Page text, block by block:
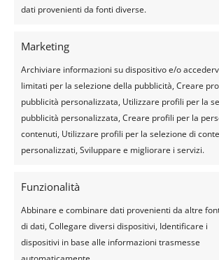
dati provenienti da fonti diverse.
Marketing
Archiviare informazioni su dispositivo e/o
limitati per la selezione della pubblicità, Creare
pubblicità personalizzata, Utilizzare profili per la
pubblicità personalizzata, Creare profili per la
contenuti, Utilizzare profili per la selezione di
personalizzati, Sviluppare e migliorare i servizi.
Funzionalità
Abbinare e combinare dati provenienti da altre
di dati, Collegare diversi dispositivi, Identificare i
dispositivi in base alle informazioni trasmesse
Seguiteci
Quick Links